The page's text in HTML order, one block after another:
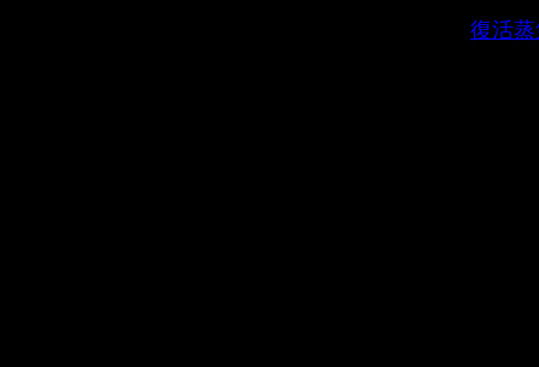
復活